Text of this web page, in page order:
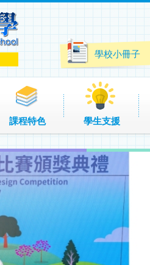
學校小冊子
課程特色 學生支援